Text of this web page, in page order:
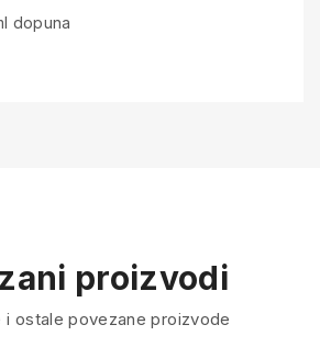
dopuna
proizvodi
i ostale povezane proizvode